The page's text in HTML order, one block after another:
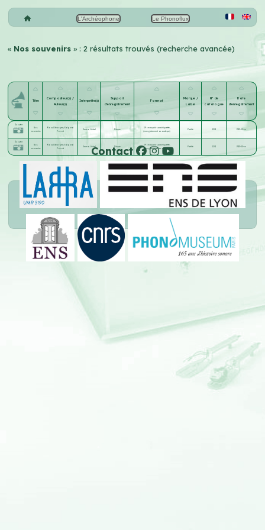
L'Archéophone Le Phonoflux
« Nos souvenirs» : 2 résultats trouvés (recherche avancée)
Titre
Compositeur(s) /
Auteur(s)
Interprète(s)
Support
d'enregistrement
Format
Marque /
Label
N° de
catalogue
Date
d'enregistrement
Écouter
Nos
souvenirs
Raoul Georges ;
Edgard
Favart
Emma Liébel Disque
29 cm saphir sans étiquette,
(enregistrement acoustique)
Pathé 1201 1913-05-xx
Écouter
Nos
souvenirs
Raoul Georges ;
Edgard
Favart
Emma Liébel Disque
29 cm saphir sans étiquette,
(enregistrement acoustique)
Pathé 1201 1913-05-xx
Contact